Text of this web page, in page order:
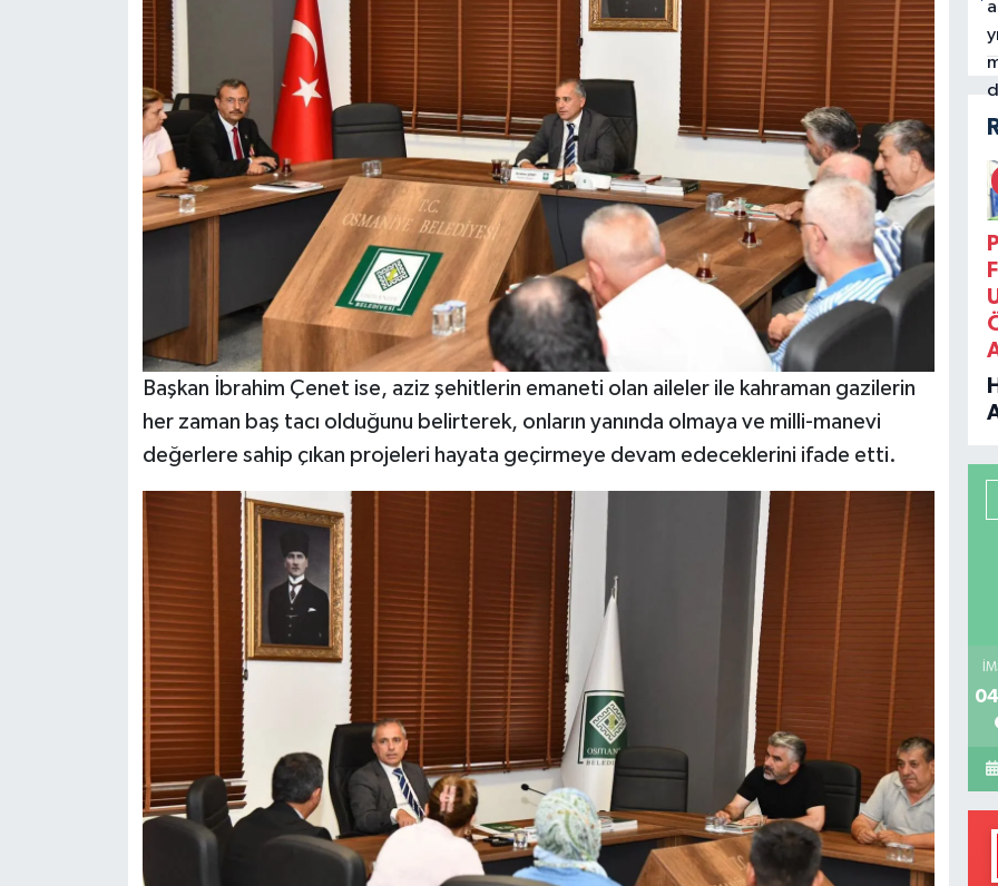
Başkan İbrahim Çenet ise, aziz şehitlerin emaneti olan aileler ile kahraman gazilerin
her zaman baş tacı olduğunu belirterek, onların yanında olmaya ve milli-manevi
değerlere sahip çıkan projeleri hayata geçirmeye devam edeceklerini ifade etti.